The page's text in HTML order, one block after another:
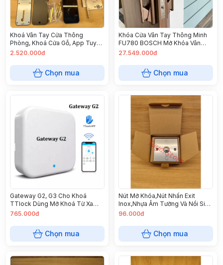
Khoá Vân Tay Cửa Thông
Phòng, Khoá Cửa Gỗ, App Tuya
Wifi, TTlock Hành 12 Tháng
2.520.000đ
Chọn mua
Khóa Cửa Vân Tay Thông Minh
FU780 BOSCH Mở Khóa Vân
Tay, Thẻ Từ, Chìa Cơ, Mật Khẩu,
27.549.000đ
Chọn mua
Gateway G2, G3 Cho Khoá
TTlock Dùng Mở Khoá Từ Xa
Băng Điện Thoại Qua Internet,
765.000đ
Chọn mua
Nút Mở Khóa,Nút Nhấn Exit
Inox,Nhựa Âm Tường Và Nổi Siêu
Nhạy Sử Dụng Cho Việc Kiểm
Vuông
96.000đ
Chọn mua